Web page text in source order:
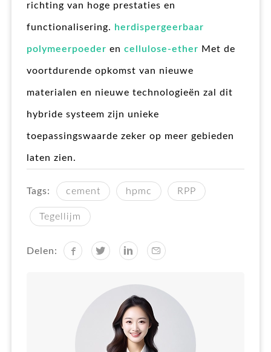
richting van hoge prestaties en
functionalisering. herdispergeerbaar
polymeerpoeder en cellulose-ether Met de
voortdurende opkomst van nieuwe
materialen en nieuwe technologieën zal dit
hybride systeem zijn unieke
toepassingswaarde zeker op meer gebieden
laten zien.
Tags: cement hpmc RPP
Tegellijm
Delen: